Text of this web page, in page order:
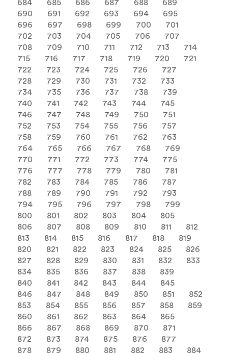
684
685 686 687 688
689
690
691 692 693 694
695
696
697 698 699 700
701
702
703 704 705 706
707
708
709 710 711 712 713
714
715
716 717 718 719 720
721
722
723 724 725 726
727
728
729 730 731 732
733
734
735 736 737 738
739
740
741 742 743 744
745
746
747 748 749 750
751
752
753 754 755 756
757
758
759 760 761 762
763
764
765 766 767 768
769
770
771 772 773 774
775
776
777 778 779 780
781
782
783 784 785 786
787
788
789 790 791 792
793
794
795 796 797 798
799
800
801 802 803 804
805
806
807 808 809 810 811
812
813
814 815 816 817 818
819
820
821 822 823 824 825
826
827
828 829 830 831 832
833
834
835 836 837 838
839
840
841 842 843 844
845
846
847 848 849 850 851
852
853
854 855 856 857 858
859
860
861 862 863 864
865
866
867 868 869 870
871
872
873 874 875 876
877
878
879 880 881 882 883
884